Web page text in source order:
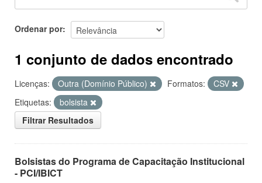
Ordenar por
1 conjunto de dados encontrado
Licenças: Outra (Domínio Público) Formatos:
CSV
Etiquetas:
bolsista
Filtrar Resultados
Bolsistas do Programa de Capacitação Institucional
- PCI/IBICT